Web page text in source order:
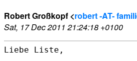
Robert Großkopf <robert -AT-
Sat, 17 Dec 2011 21:24:18 +0100
Liebe Liste,